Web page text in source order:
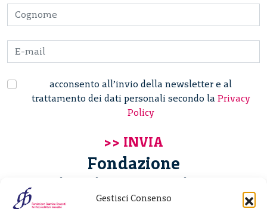
Gestisci Consenso
acconsento all’invio della newsletter e al
trattamento dei dati personali secondo la Privacy
Policy
Fondazione
Giannino Bassetti ETS